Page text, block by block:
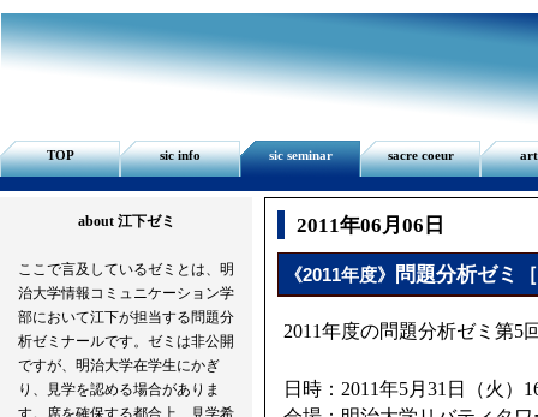
TOP sic info sic seminar sacre coeur
about 江下ゼミ
ここで言及しているゼミとは、明
治大学情報コミュニケーション学
部において江下が担当する問題分
析ゼミナールです。ゼミは非公開
ですが、明治大学在学生にかぎ
り、見学を認める場合がありま
す。席を確保する都合上、見学希
2011年06月06日
《2011年度》 問題分析ゼミ
2011年度の問題分析ゼミ第5
日時：2011年5月31日（火）